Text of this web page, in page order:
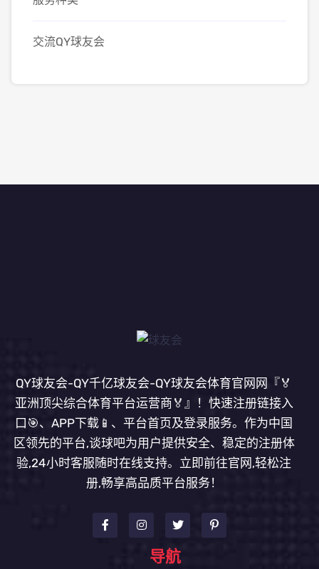
交流QY球友会
QY球友会-QY千亿球友会-QY球友会体育官网网『🏅
亚洲顶尖综合体育平台运营商🏅』！快速注册链接入
口🎯、APP下载📱、平台首页及登录服务。作为中国
区领先的平台,谈球吧为用户提供安全、稳定的注册体
验,24小时客服随时在线支持。立即前往官网,轻松注
册,畅享高品质平台服务！
导航